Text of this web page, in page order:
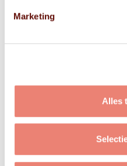
Marketing
Alles